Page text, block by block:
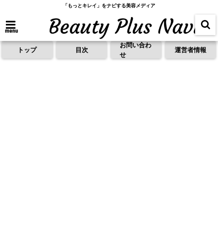
「もっとキレイ」をナビする美容メディア
menu
トップ 目次
お問い合わ
せ
運営者情報